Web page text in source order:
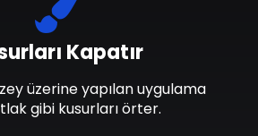
Kapatır
üzerine yapılan uygulama
gibi kusurları örter.